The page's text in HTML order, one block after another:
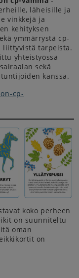
läheisille ja
vinkkejä ja
kehityksen
ymmärrystä cp-
liittyvistä tarpeista.
yhteistyössä
sekä
kanssa.
cp-
koko perheen
on suunniteltu
oman
on